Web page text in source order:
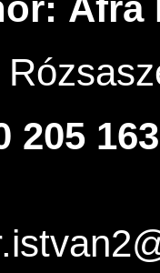
Áfra
205 163